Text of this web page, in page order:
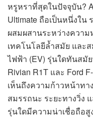
หรูหราที่สุดในปัจจุบัน?
Ultimate ถือเป็นหนึ่งใน
ผสมผสานระหว่างควา
เทคโนโลยีล้ำสมัย และ
ไฟฟ้า (EV) รุ่นใดทันสมั
Rivian R1T และ Ford
เห็นถึงความก้าวหน้าท
สมรรถนะ ระยะทางวิ่ง
รุ่นใดมีความน่าเชื่อถือสู